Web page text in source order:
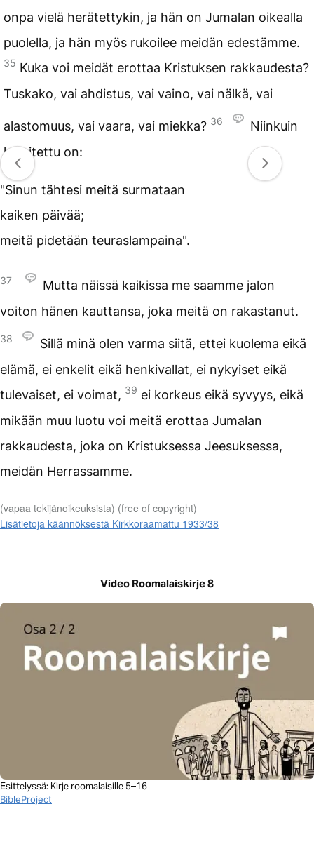
onpa vielä herätettykin, ja hän on Jumalan oikealla
puolella, ja hän myös rukoilee meidän edestämme.
35 Kuka voi meidät erottaa Kristuksen rakkaudesta?
Tuskako, vai ahdistus, vai vaino, vai nälkä, vai
alastomuus, vai vaara, vai miekka? 36
Niinkuin
kirjoitettu on:
"Sinun tähtesi meitä surmataan
kaiken päivää;
meitä pidetään teuraslampaina".
37
Mutta näissä kaikissa me saamme jalon
voiton hänen kauttansa, joka meitä on rakastanut.
38
Sillä minä olen varma siitä, ettei kuolema eikä
elämä, ei enkelit eikä henkivallat, ei nykyiset eikä
tulevaiset, ei voimat, 39 ei korkeus eikä syvyys, eikä
mikään muu luotu voi meitä erottaa Jumalan
rakkaudesta, joka on Kristuksessa Jeesuksessa,
meidän Herrassamme.
(vapaa tekijänoikeuksista) (free of copyright)
Lisätietoja käännöksestä Kirkkoraamattu 1933/38
Video Roomalaiskirje 8
Esittelyssä: Kirje roomalaisille 5–16
BibleProject